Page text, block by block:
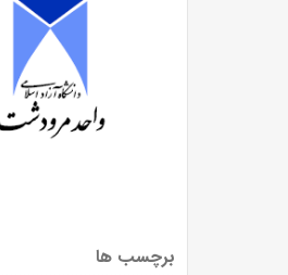
برچسب ها